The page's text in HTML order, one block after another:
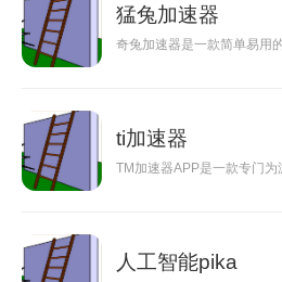
猛兔加速器
奇兔加速器是一款简单易用
ti加速器
TM加速器APP是一款专门
人工智能pika